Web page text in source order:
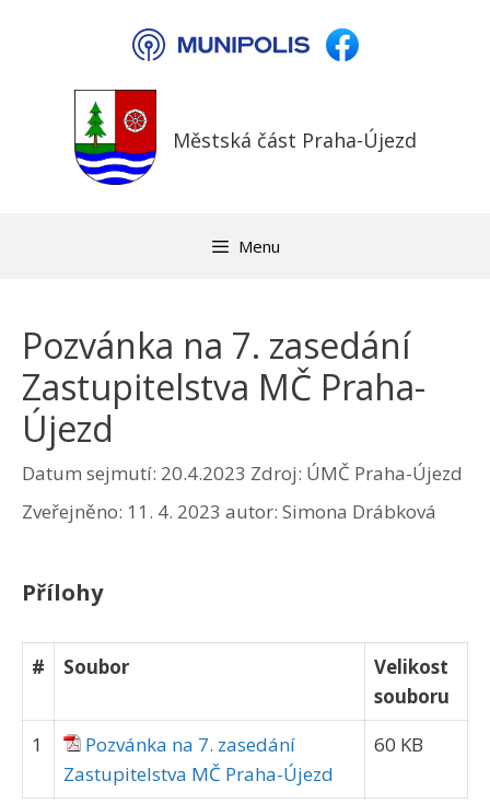
Městská část Praha-Újezd
Menu
Pozvánka na 7. zasedání
Zastupitelstva MČ Praha-
Újezd
Datum sejmutí: 20.4.2023 Zdroj: ÚMČ Praha-Újezd
Zveřejněno: 11. 4. 2023 autor: Simona Drábková
Přílohy
# Soubor
Velikost
souboru
1
Pozvánka na 7. zasedání
Zastupitelstva MČ Praha-Újezd
60 KB